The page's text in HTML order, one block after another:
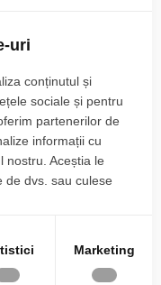
bloc nou,
48.91 m 2
uri
conținutul și
sociale și pentru
partenerilor de
informații cu
nostru. Aceștia le
de dvs. sau culese
Marketing